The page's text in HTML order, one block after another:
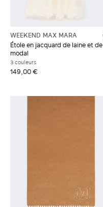
WEEKEND MAX MARA
Étole en jacquard de laine et de
modal
3 couleurs
149,00 €